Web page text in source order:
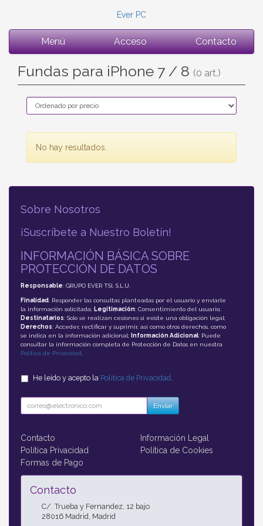
Ever PC
Menú Acceso Contacto
Fundas para iPhone 7 / 8 (0 art.)
No hay resultados.
Sobre Nosotros
¡Suscríbete a Nuestro Boletín!
INFORMACIÓN BÁSICA SOBRE
PROTECCIÓN DE DATOS
Responsable: GRUPO EVER TSI, S.L.U.
Finalidad: Responder las consultas planteadas por el usuario y enviarle
la información solicitada; Legitimación: Consentimiento del usuario;
Destinatarios: Solo se realizan cesiones si existe una obligación legal;
Derechos: Acceder, rectificar y suprimir, así como otros derechos, como
se indica en la información adicional;
Información Adicional: Puede
consultar la información completa de Protección de Datos en nuestra
Política de Privacidad
He leído y acepto la Política de Privacidad .
Enviar
Contacto
Información Legal
Política Privacidad
Política de Cookies
Formas de Pago
Contacto
C/. Trueba y Fernandez, 12 bajo
28016 Madrid, Madrid